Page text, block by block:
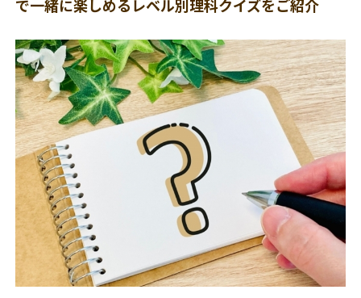
で一緒に楽しめるレベル別理科クイズをご紹介